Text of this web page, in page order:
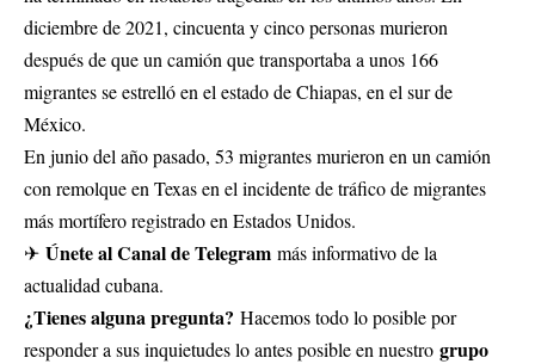
diciembre de 2021, cincuenta y cinco personas murieron
después de que un camión que transportaba a unos 166
migrantes se estrelló en el estado de Chiapas, en el sur de
México.
En junio del año pasado, 53 migrantes murieron en un camión
con remolque en Texas en el incidente de tráfico de migrantes
más mortífero registrado en Estados Unidos.
✈ Únete al Canal de Telegram más informativo de la
actualidad cubana.
¿Tienes alguna pregunta? Hacemos todo lo posible por
responder a sus inquietudes lo antes posible en nuestro grupo